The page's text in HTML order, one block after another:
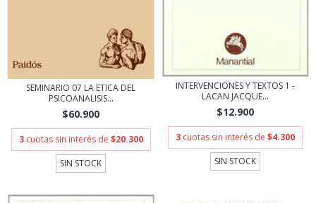
SEMINARIO 07 LA ETICA DEL
PSICOANALISIS...
$60.900
3 cuotas sin interés de $20.300
SIN STOCK
INTERVENCIONES Y TEXTOS 1 -
LACAN JACQUE...
$12.900
3 cuotas sin interés de $4.300
SIN STOCK